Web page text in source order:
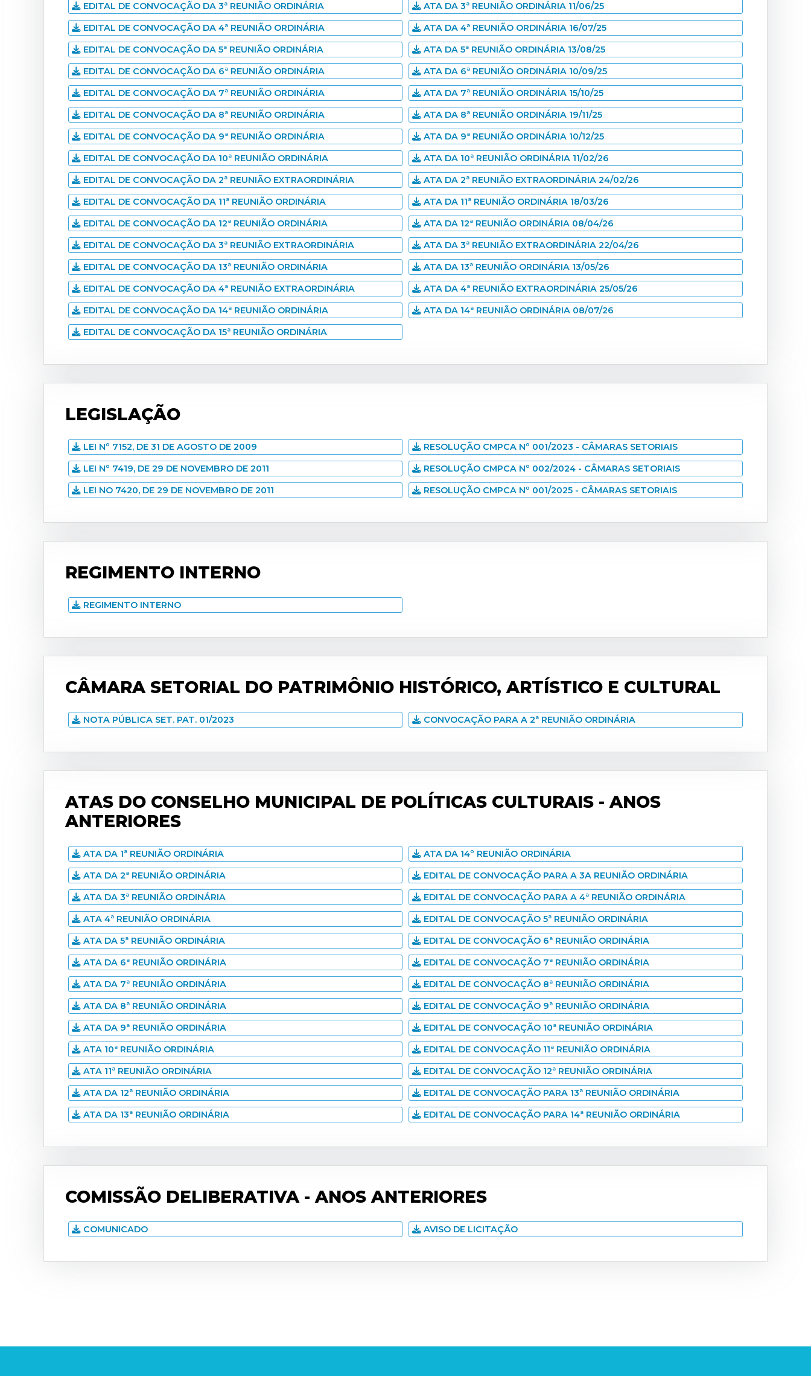
EDITAL DE CONVOCAÇÃO DA 3ª REUNIÃO ORDINÁRIA
ATA DA 3ª REUNIÃO ORDINÁRIA 11/06/25
EDITAL DE CONVOCAÇÃO DA 4ª REUNIÃO ORDINÁRIA
ATA DA 4ª REUNIÃO ORDINÁRIA 16/07/25
EDITAL DE CONVOCAÇÃO DA 5ª REUNIÃO ORDINÁRIA
ATA DA 5ª REUNIÃO ORDINÁRIA 13/08/25
EDITAL DE CONVOCAÇÃO DA 6ª REUNIÃO ORDINÁRIA
ATA DA 6ª REUNIÃO ORDINÁRIA 10/09/25
EDITAL DE CONVOCAÇÃO DA 7ª REUNIÃO ORDINÁRIA
ATA DA 7ª REUNIÃO ORDINÁRIA 15/10/25
EDITAL DE CONVOCAÇÃO DA 8ª REUNIÃO ORDINÁRIA
ATA DA 8ª REUNIÃO ORDINÁRIA 19/11/25
EDITAL DE CONVOCAÇÃO DA 9ª REUNIÃO ORDINÁRIA
ATA DA 9ª REUNIÃO ORDINÁRIA 10/12/25
EDITAL DE CONVOCAÇÃO DA 10ª REUNIÃO ORDINÁRIA
ATA DA 10ª REUNIÃO ORDINÁRIA 11/02/26
EDITAL DE CONVOCAÇÃO DA 2ª REUNIÃO EXTRAORDINÁRIA
ATA DA 2ª REUNIÃO EXTRAORDINÁRIA 24/02/26
EDITAL DE CONVOCAÇÃO DA 11ª REUNIÃO ORDINÁRIA
ATA DA 11ª REUNIÃO ORDINÁRIA 18/03/26
EDITAL DE CONVOCAÇÃO DA 12ª REUNIÃO ORDINÁRIA
ATA DA 12ª REUNIÃO ORDINÁRIA 08/04/26
EDITAL DE CONVOCAÇÃO DA 3ª REUNIÃO EXTRAORDINÁRIA
ATA DA 3ª REUNIÃO EXTRAORDINÁRIA 22/04/26
EDITAL DE CONVOCAÇÃO DA 13ª REUNIÃO ORDINÁRIA
ATA DA 13ª REUNIÃO ORDINÁRIA 13/05/26
EDITAL DE CONVOCAÇÃO DA 4ª REUNIÃO EXTRAORDINÁRIA
ATA DA 4ª REUNIÃO EXTRAORDINÁRIA 25/05/26
EDITAL DE CONVOCAÇÃO DA 14ª REUNIÃO ORDINÁRIA
ATA DA 14ª REUNIÃO ORDINÁRIA 08/07/26
EDITAL DE CONVOCAÇÃO DA 15ª REUNIÃO ORDINÁRIA
LEGISLAÇÃO
LEI Nº 7152, DE 31 DE AGOSTO DE 2009
RESOLUÇÃO CMPCA Nº 001/2023 - CÂMARAS SETORIAIS
LEI Nº 7419, DE 29 DE NOVEMBRO DE 2011
RESOLUÇÃO CMPCA Nº 002/2024 - CÂMARAS SETORIAIS
LEI NO 7420, DE 29 DE NOVEMBRO DE 2011
RESOLUÇÃO CMPCA Nº 001/2025 - CÂMARAS SETORIAIS
REGIMENTO INTERNO
REGIMENTO INTERNO
CÂMARA SETORIAL DO PATRIMÔNIO HISTÓRICO, ARTÍSTICO E CULTURAL
NOTA PÚBLICA SET. PAT. 01/2023 CONVOCAÇÃO PARA A 2ª REUNIÃO ORDINÁRIA
ATAS DO CONSELHO MUNICIPAL DE POLÍTICAS CULTURAIS - ANOS
ANTERIORES
ATA DA 1ª REUNIÃO ORDINÁRIA
ATA DA 14º REUNIÃO ORDINÁRIA
ATA DA 2ª REUNIÃO ORDINÁRIA
EDITAL DE CONVOCAÇÃO PARA A 3A REUNIÃO ORDINÁRIA
ATA DA 3ª REUNIÃO ORDINÁRIA
EDITAL DE CONVOCAÇÃO PARA A 4ª REUNIÃO ORDINÁRIA
ATA 4ª REUNIÃO ORDINÁRIA
EDITAL DE CONVOCAÇÃO 5ª REUNIÃO ORDINÁRIA
ATA DA 5ª REUNIÃO ORDINÁRIA
EDITAL DE CONVOCAÇÃO 6ª REUNIÃO ORDINÁRIA
ATA DA 6ª REUNIÃO ORDINÁRIA
EDITAL DE CONVOCAÇÃO 7ª REUNIÃO ORDINÁRIA
ATA DA 7ª REUNIÃO ORDINÁRIA
EDITAL DE CONVOCAÇÃO 8ª REUNIÃO ORDINÁRIA
ATA DA 8ª REUNIÃO ORDINÁRIA
EDITAL DE CONVOCAÇÃO 9ª REUNIÃO ORDINÁRIA
ATA DA 9ª REUNIÃO ORDINÁRIA
EDITAL DE CONVOCAÇÃO 10ª REUNIÃO ORDINÁRIA
ATA 10ª REUNIÃO ORDINÁRIA
EDITAL DE CONVOCAÇÃO 11ª REUNIÃO ORDINÁRIA
ATA 11ª REUNIÃO ORDINÁRIA
EDITAL DE CONVOCAÇÃO 12ª REUNIÃO ORDINÁRIA
ATA DA 12ª REUNIÃO ORDINÁRIA
EDITAL DE CONVOCAÇÃO PARA 13ª REUNIÃO ORDINÁRIA
ATA DA 13ª REUNIÃO ORDINÁRIA
EDITAL DE CONVOCAÇÃO PARA 14ª REUNIÃO ORDINÁRIA
COMISSÃO DELIBERATIVA - ANOS ANTERIORES
COMUNICADO AVISO DE LICITAÇÃO